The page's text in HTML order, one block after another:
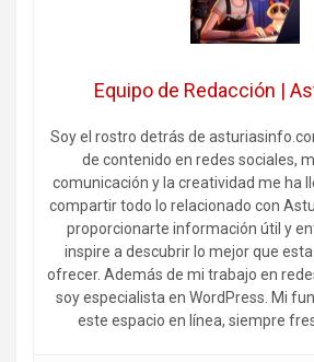
Equipo de Redacción |
Soy el rostro detrás de
de contenido en redes sociales,
comunicación y la creatividad me ha
compartir todo lo relacionado con
proporcionarte información útil y
inspire a descubrir lo mejor que
ofrecer. Además de mi trabajo en
soy especialista en WordPress. Mi
este espacio en línea, siempre